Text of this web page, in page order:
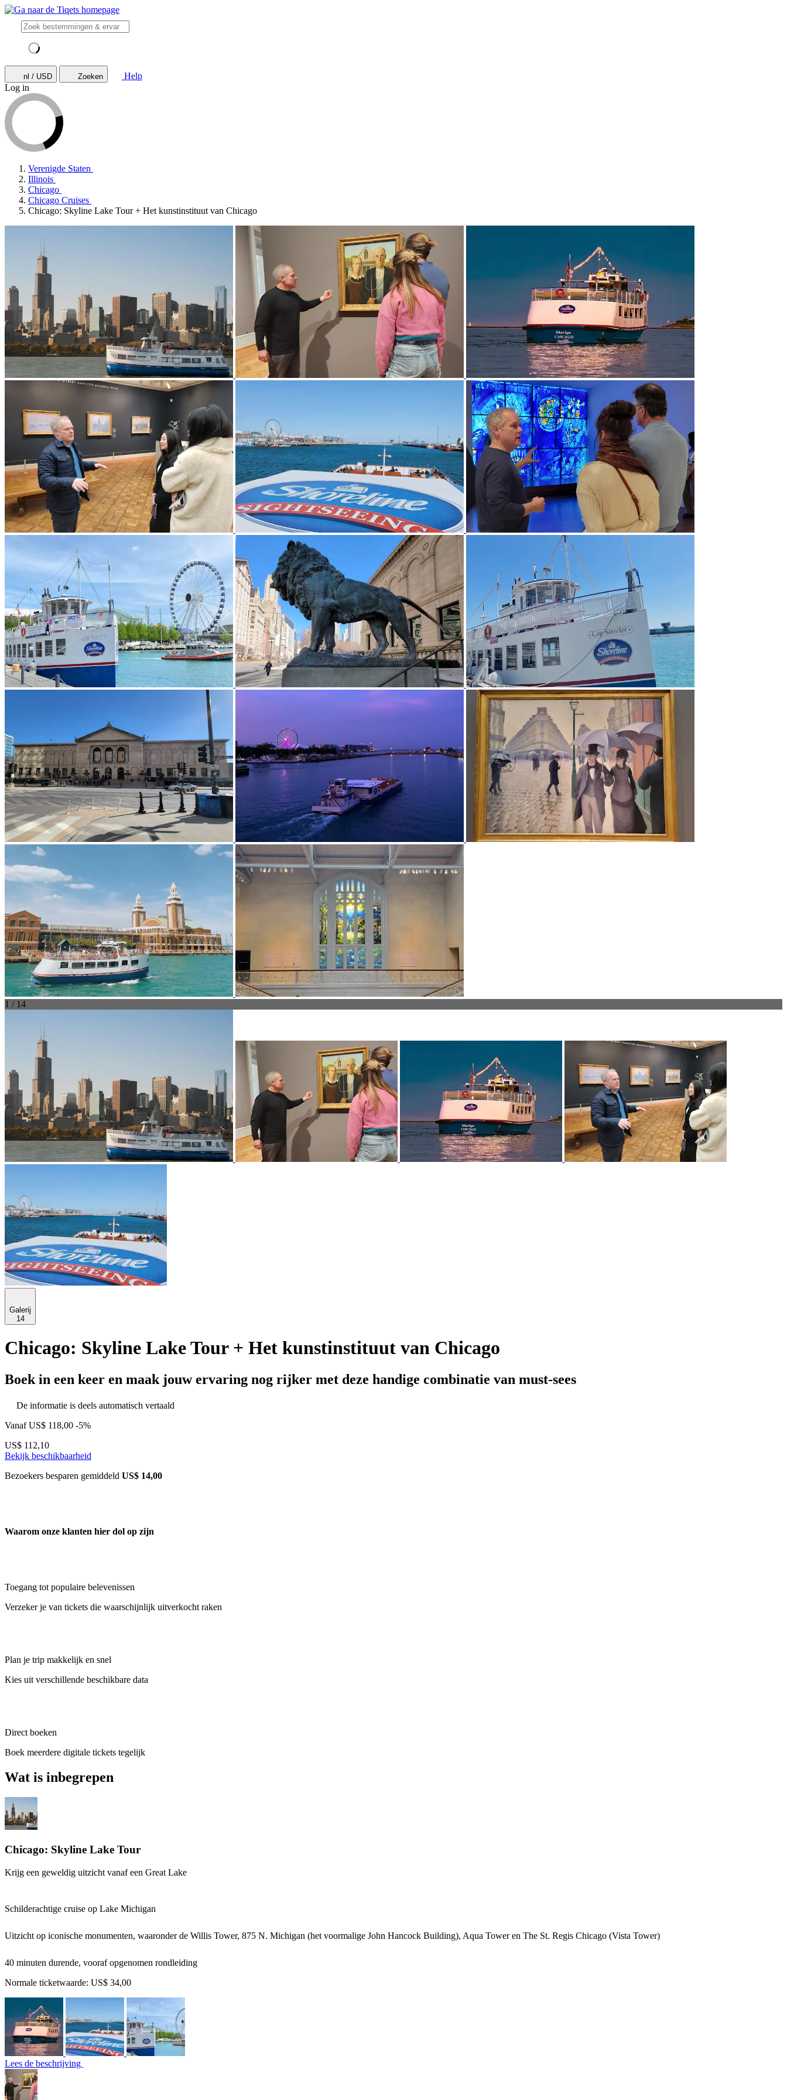
nl / USD Zoeken
Help
Log in
Verenigde Staten
Illinois
Chicago
Chicago Cruises
Chicago: Skyline Lake Tour + Het kunstinstituut van Chicago
1 / 14
Galerij
14
Chicago: Skyline Lake Tour + Het kunstinstituut van Chicago
Boek in een keer en maak jouw ervaring nog rijker met deze handige combinatie van must-sees
De informatie is deels automatisch vertaald
VanafUS$ 118,00 -5%
US$ 112,10
Bekijk beschikbaarheid
Bezoekers besparen gemiddeld US$ 14,00
Waarom onze klanten hier dol op zijn
Toegang tot populaire belevenissen
Verzeker je van tickets die waarschijnlijk uitverkocht raken
Plan je trip makkelijk en snel
Kies uit verschillende beschikbare data
Direct boeken
Boek meerdere digitale tickets tegelijk
Wat is inbegrepen
Chicago: Skyline Lake Tour
Krijg een geweldig uitzicht vanaf een Great Lake
Schilderachtige cruise op Lake Michigan
Uitzicht op iconische monumenten, waaronder de Willis Tower, 875 N. Michigan (het voormalige John Hancock Building), Aqua Tower en The St. Regis Chicago (Vista Tower)
40 minuten durende, vooraf opgenomen rondleiding
Normale ticketwaarde: US$ 34,00
Lees de beschrijving